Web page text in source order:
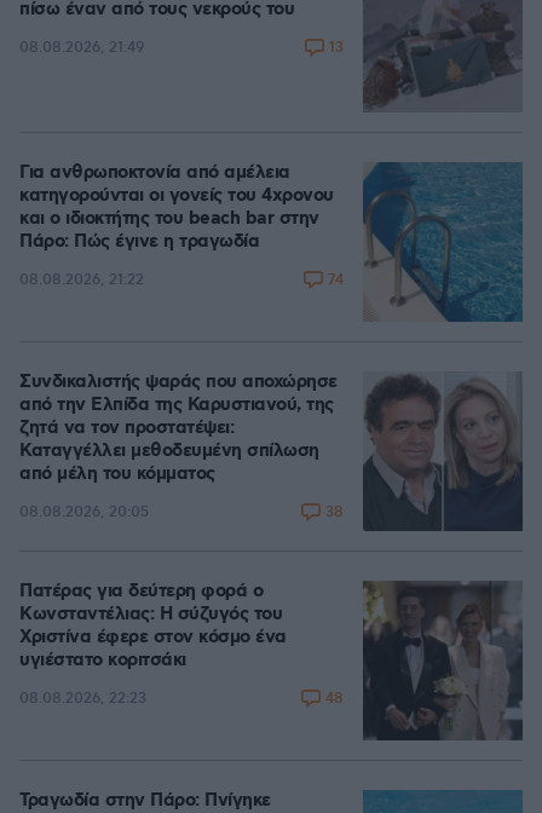
πίσω έναν από τους νεκρούς του
08.08.2026, 21:49 13
Για ανθρωποκτονία από αμέλεια
κατηγορούνται οι γονείς του 4χρονου
και ο ιδιοκτήτης του beach bar στην
Πάρο: Πώς έγινε η τραγωδία
08.08.2026, 21:22 74
Συνδικαλιστής ψαράς που αποχώρησε
από την Ελπίδα της Καρυστιανού, της
ζητά να τον προστατέψει:
Καταγγέλλει μεθοδευμένη σπίλωση
από μέλη του κόμματος
08.08.2026, 20:05 38
Πατέρας για δεύτερη φορά ο
Κωνσταντέλιας: Η σύζυγός του
Χριστίνα έφερε στον κόσμο ένα
υγιέστατο κοριτσάκι
08.08.2026, 22:23 48
Τραγωδία στην Πάρο: Πνίγηκε